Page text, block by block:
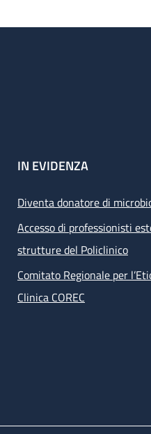
IN EVIDENZA
Diventa donatore di
Accesso di professionisti
strutture del Policlinico
Comitato Regionale per
Clinica COREC